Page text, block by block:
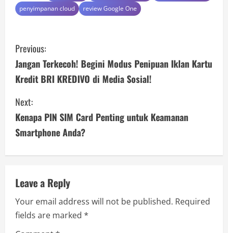
penyimpanan cloud
review Google One
C
o
n
t
i
n
e
R
Previous:
Jangan Terkecoh! Begini Modus Penipuan Iklan Kartu
Kredit BRI KREDIVO di Media Sosial!
Next:
Kenapa PIN SIM Card Penting untuk Keamanan
Smartphone Anda?
Leave a Reply
Your email address will not be published. Required
fields are marked *